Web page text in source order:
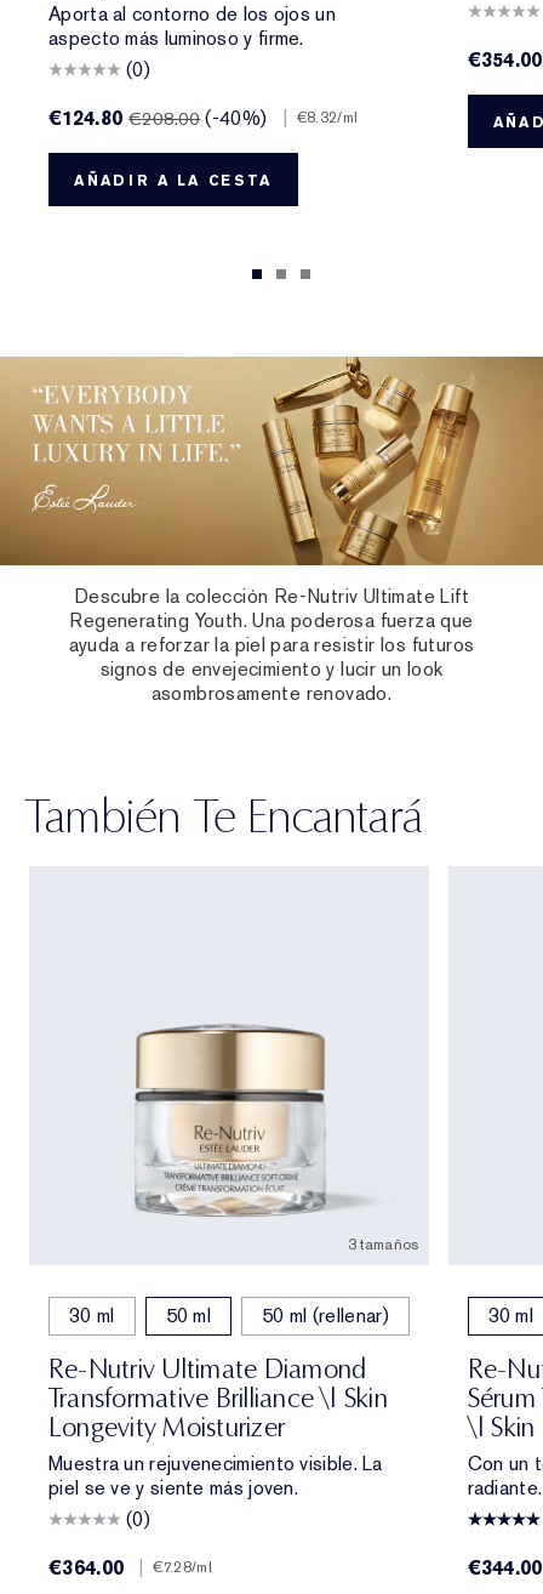
Aporta al contorno de los ojos un
aspecto más luminoso y firme.
(0)
€124.80€208.00 (-40%) €8.32/ml
AÑADIR A LA CESTA
€354.00
Descubre la colección Re-Nutriv Ultimate Lift
Regenerating Youth. Una poderosa fuerza que
ayuda a reforzar la piel para resistir los futuros
signos de envejecimiento y lucir un look
asombrosamente renovado.
También Te Encantará
3 tamaños
30 ml 50 ml 50 ml (rellenar)
Re-Nutriv Ultimate Diamond
Transformative Brilliance \| Skin
Longevity Moisturizer
Muestra un rejuvenecimiento visible. La
piel se ve y siente más joven.
(0)
€364.00
€7.28/ml
30 ml
Re-
\|
Con un
€344.00